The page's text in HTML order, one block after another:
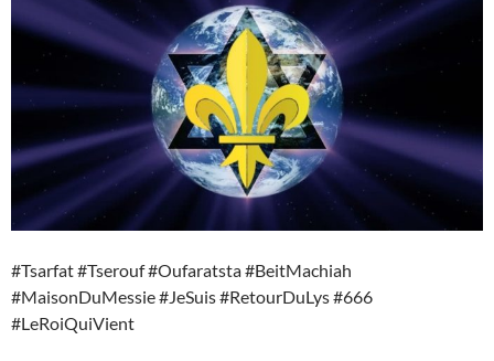
#Tsarfat #Tserouf #Oufaratsta #BeitMachiah
#MaisonDuMessie #JeSuis #RetourDuLys #666
#LeRoiQuiVient